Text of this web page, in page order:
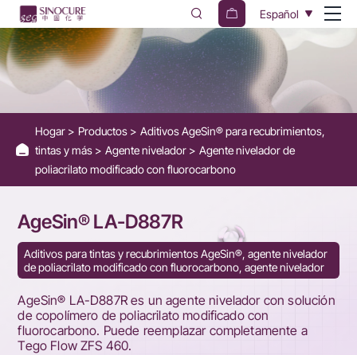
AgeSin®
LA-
D887R
Fluorocarbon
modified
polyacrylate
agent
Español
Hogar Productos
Aditivos AgeSin® para recubrimientos,
tintas y más
Agente nivelador
Agente nivelador de
poliacrilato modificado con fluorocarbono
AgeSin® LA-D887R
Aditivos para tintas y recubrimientos AgeSin®, agente nivelador
de poliacrilato modificado con fluorocarbono, agente nivelador
AgeSin® LA-D887R es un agente nivelador con solución
de copolímero de poliacrilato modificado con
fluorocarbono. Puede reemplazar completamente a
Tego Flow ZFS 460.